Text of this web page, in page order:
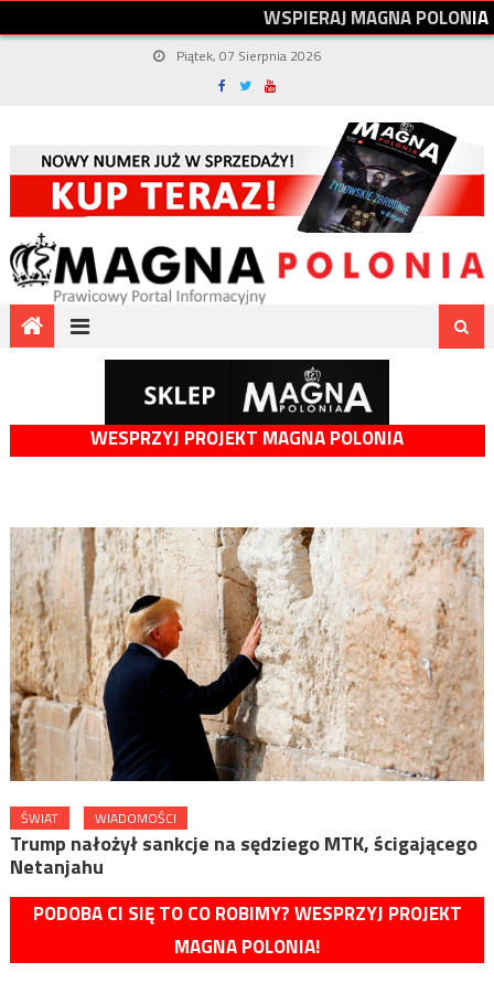
WSPIERAJMAGNAPOLONIA
Piątek, 07 Sierpnia 2026
WESPRZYJ PROJEKT MAGNA POLONIA
ŚWIAT WIADOMOŚCI
Trump nałożył sankcje na sędziego MTK, ścigającego
Netanjahu
PODOBA CI SIĘ TO CO ROBIMY? WESPRZYJ PROJEKT
MAGNA POLONIA!